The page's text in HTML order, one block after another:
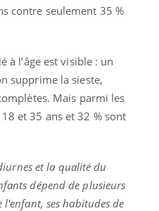
contre seulement 35 %
à l’âge est visible : un
supprime la sieste,
Mais parmi les
et 35 ans et 32 % sont
et la qualité du
dépend de plusieurs
ses habitudes de